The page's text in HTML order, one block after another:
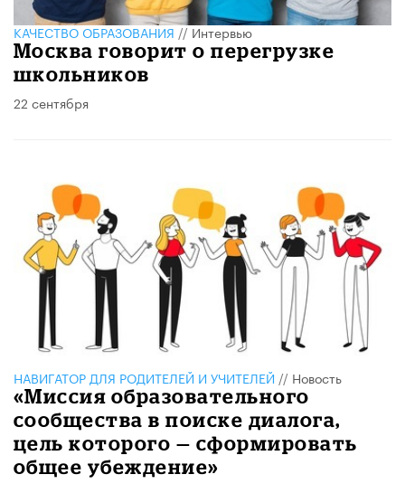
КАЧЕСТВО ОБРАЗОВАНИЯ//Интервью
Москва говорит о перегрузке
школьников
22 сентября
НАВИГАТОР ДЛЯ РОДИТЕЛЕЙ И УЧИТЕЛЕЙ // Новость
«Миссия образовательного
сообщества в поиске диалога,
цель которого — сформировать
общее убеждение»